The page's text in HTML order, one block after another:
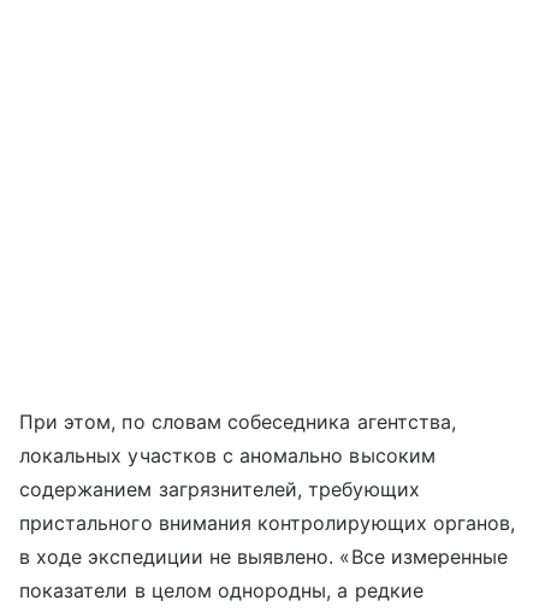
При этом, по словам собеседника агентства,
локальных участков с аномально высоким
содержанием загрязнителей, требующих
пристального внимания контролирующих органов,
в ходе экспедиции не выявлено. «Все измеренные
показатели в целом однородны, а редкие